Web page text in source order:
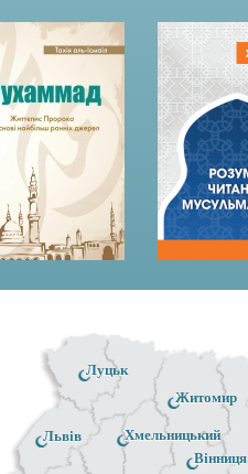
Житомир
Хмельницький
Луцьк
Вінниця
Львів